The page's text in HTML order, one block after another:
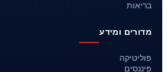
בריאות
מדורים ומידע
פוליטיקה
פיננסים